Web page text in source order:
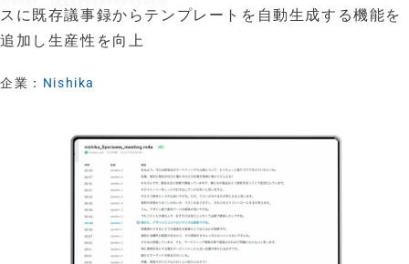
スに既存議事録からテンプレートを自動生成する機能を
追加し生産性を向上
企業： Nishika